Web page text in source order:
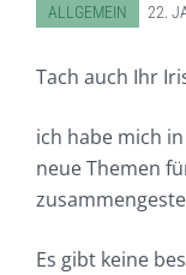
ABGELEGT IN:
ALLGEMEIN 22.
Tach auch Ihr
ich habe mich
neue Themen
Es gibt keine